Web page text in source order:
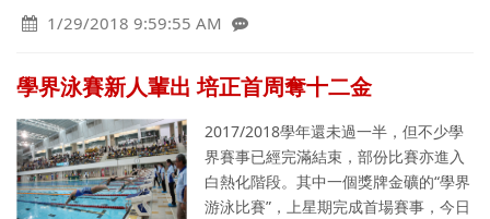
1/29/2018 9:59:55 AM
學界泳賽新人輩出 培正首周奪十二金
2017/2018學年還未過一半，但不少學
界賽事已經完滿結束，部份比賽亦進入
白熱化階段。其中一個獎牌金礦的“學界
游泳比賽”，上星期完成首場賽事，今日